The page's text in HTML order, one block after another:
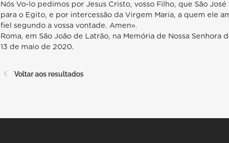
Nós Vo-lo pedimos por Jesus Cristo, vosso Filho, que São
para o Egito, e por intercessão da Virgem Maria, a quem ele
fiel segundo a vossa vontade. Amen».
Roma, em São João de Latrão, na Memória de Nossa Senhora
13 de maio de 2020.
Voltar aos resultados